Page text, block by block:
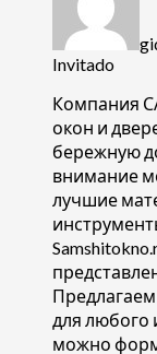
Invitado
Компания
окон и
бережную
внимание
лучшие
для любого
можно